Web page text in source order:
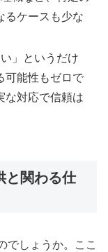
るケースも少な
」というだけ
可能性もゼロで
な対応で信頼は
と関わる仕
でしょうか。ここ